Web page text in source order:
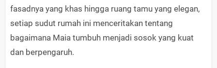
fasadnya yang khas hingga ruang tamu yang elegan,
setiap sudut rumah ini menceritakan tentang
bagaimana Maia tumbuh menjadi sosok yang kuat
dan berpengaruh.